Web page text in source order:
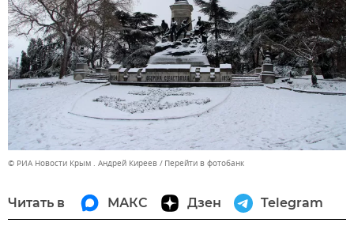
© РИА Новости Крым . Андрей Киреев Перейти в фотобанк
Читать в МАКС Дзен Telegram